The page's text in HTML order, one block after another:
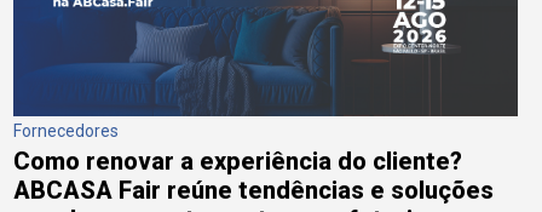
Fornecedores
Como renovar a experiência do cliente?
ABCASA Fair reúne tendências e soluções